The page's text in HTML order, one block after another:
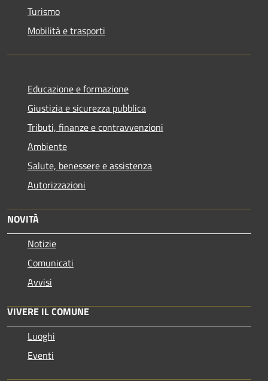
Turismo
Mobilità e trasporti
Educazione e formazione
Giustizia e sicurezza pubblica
Tributi, finanze e contravvenzioni
Ambiente
Salute, benessere e assistenza
Autorizzazioni
NOVITÀ
Notizie
Comunicati
Avvisi
VIVERE IL COMUNE
Luoghi
Eventi